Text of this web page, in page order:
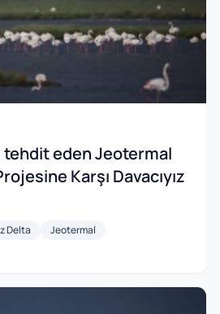
tehdit eden Jeotermal
Karşı Davacıyız
Delta
Jeotermal